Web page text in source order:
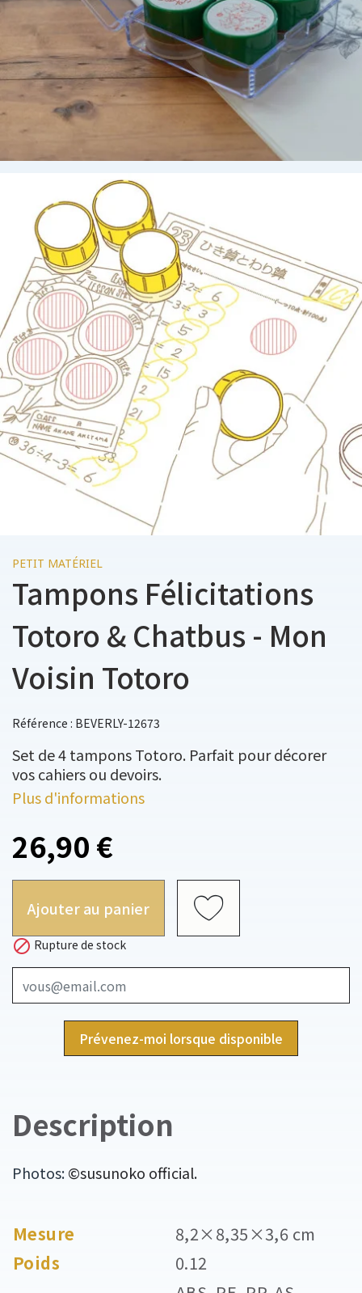
PETIT MATÉRIEL
Tampons Félicitations
Totoro & Chatbus - Mon
Voisin Totoro
Référence : BEVERLY-12673
Set de 4 tampons Totoro. Parfait pour décorer
vos cahiers ou devoirs.
Plus d'informations
26,90 €
Ajouter au panier
 Rupture de stock
Prévenez-moi lorsque disponible
Description
Photos:©susunoko official.
Mesure
8,2×8,35×3,6 cm
Poids
0.12